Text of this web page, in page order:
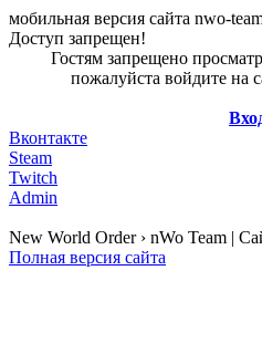
мобильная версия сайта nwo-
Доступ запрещен!
Гостям запрещено
пожалуйста войдите на
Вконтакте
Steam
Twitch
Admin
New World Order › nWo Team |
Полная версия сайта